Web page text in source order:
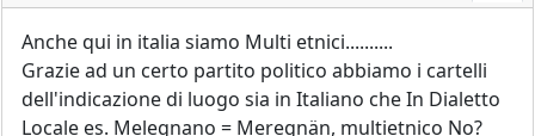
Anche qui in italia siamo Multi etnici..........
Grazie ad un certo partito politico abbiamo i cartelli
dell'indicazione di luogo sia in Italiano che In Dialetto
Locale es. Melegnano = Meregnän, multietnico No?